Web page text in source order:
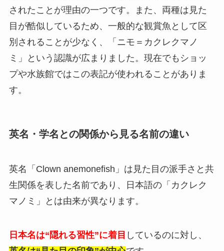
されたことが理由の一つです。また、両種は見た
目が酷似しているため、一般的な観賞魚として区
別されることが少なく、「ニモ＝カクレクマノ
ミ」という認識が広まりました。現在でもショッ
プや水族館ではこの表記が使われることがありま
す。
英名・学名との関係から見る名前の違い
英名「Clown anemonefish」は見た目の派手さと共
生関係を表した名前であり、日本語の「カクレク
マノミ」とは由来が異なります。
日本名は“隠れる習性”に着目 しているのに対し、